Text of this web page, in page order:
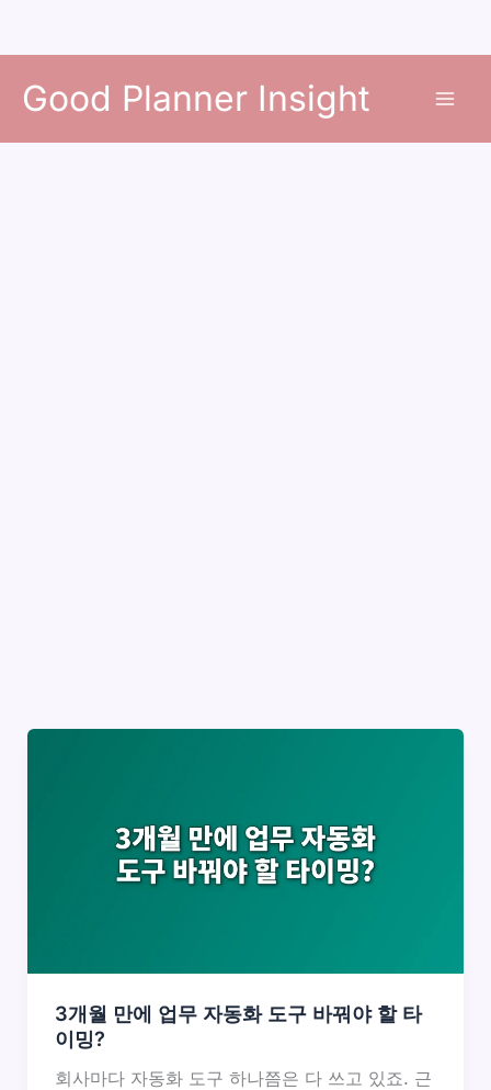
Good Planner Insight
3개월 만에 업무 자동화 도구 바꿔야 할 타
이밍?
회사마다 자동화 도구 하나쯤은 다 쓰고 있죠. 근